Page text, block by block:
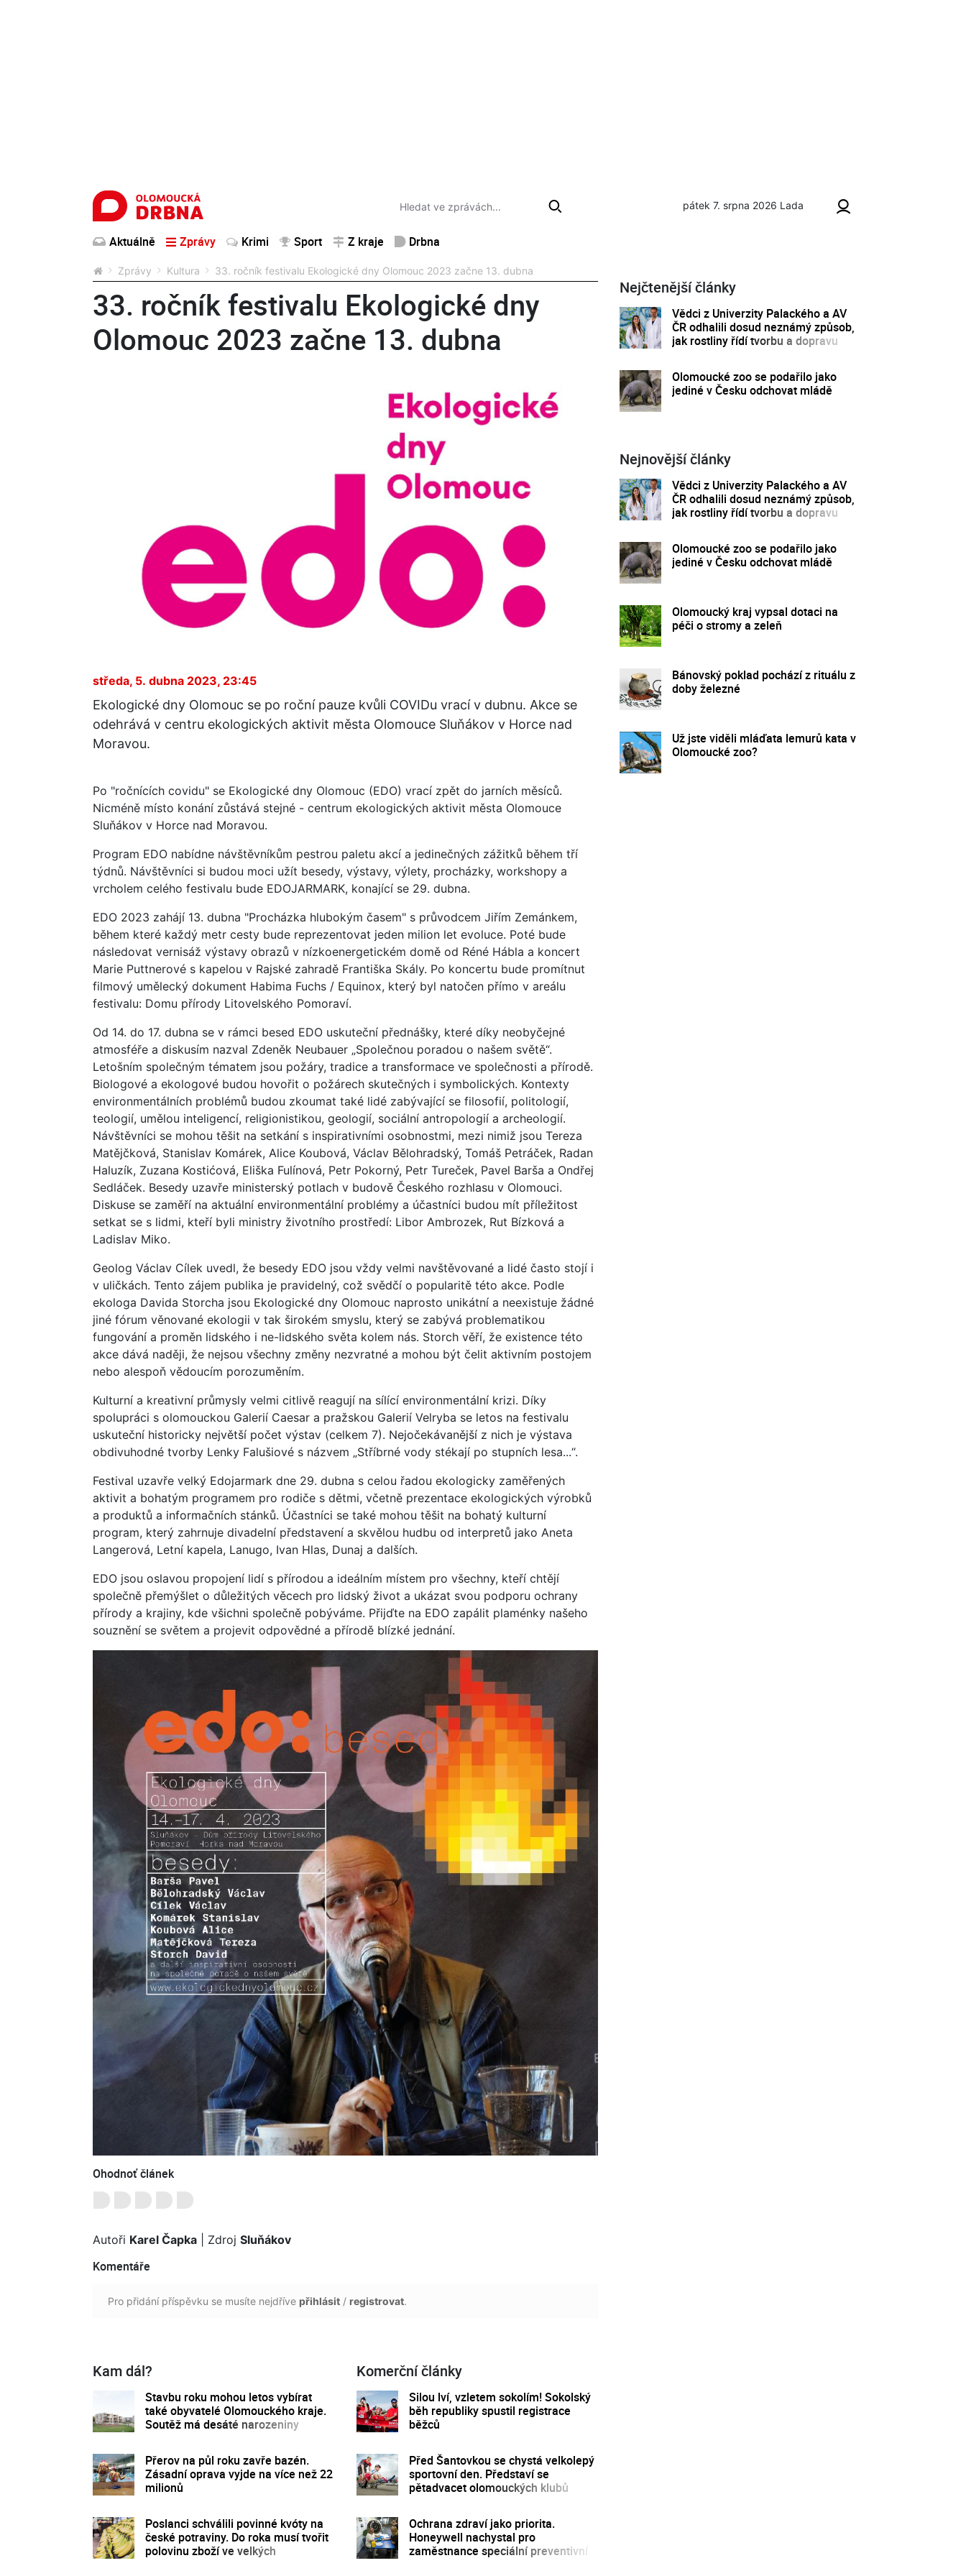
pátek 7. srpna 2026 Lada
Aktuálně Zprávy Krimi Sport Z kraje Drbna
Zprávy Kultura 33. ročník festivalu Ekologické dny Olomouc 2023 začne 13. dubna
33. ročník festivalu Ekologické dny
Olomouc 2023 začne 13. dubna
středa, 5. dubna 2023, 23:45
Ekologické dny Olomouc se po roční pauze kvůli COVIDu vrací v dubnu. Akce se
odehrává v centru ekologických aktivit města Olomouce Sluňákov v Horce nad
Moravou.
Po "ročnících covidu" se Ekologické dny Olomouc (EDO) vrací zpět do jarních měsíců.
Nicméně místo konání zůstává stejné - centrum ekologických aktivit města Olomouce
Sluňákov v Horce nad Moravou.
Program EDO nabídne návštěvníkům pestrou paletu akcí a jedinečných zážitků během tří
týdnů. Návštěvníci si budou moci užít besedy, výstavy, výlety, procházky, workshopy a
vrcholem celého festivalu bude EDOJARMARK, konající se 29. dubna.
EDO 2023 zahájí 13. dubna "Procházka hlubokým časem" s průvodcem Jiřím Zemánkem,
během které každý metr cesty bude reprezentovat jeden milion let evoluce. Poté bude
následovat vernisáž výstavy obrazů v nízkoenergetickém domě od Réné Hábla a koncert
Marie Puttnerové s kapelou v Rajské zahradě Františka Skály. Po koncertu bude promítnut
filmový umělecký dokument Habima Fuchs / Equinox, který byl natočen přímo v areálu
festivalu: Domu přírody Litovelského Pomoraví.
Od 14. do 17. dubna se v rámci besed EDO uskuteční přednášky, které díky neobyčejné
atmosféře a diskusím nazval Zdeněk Neubauer „Společnou poradou o našem světě“.
Letošním společným tématem jsou požáry, tradice a transformace ve společnosti a přírodě.
Biologové a ekologové budou hovořit o požárech skutečných i symbolických. Kontexty
environmentálních problémů budou zkoumat také lidé zabývající se filosofií, politologií,
teologií, umělou inteligencí, religionistikou, geologií, sociální antropologií a archeologií.
Návštěvníci se mohou těšit na setkání s inspirativními osobnostmi, mezi nimiž jsou Tereza
Matějčková, Stanislav Komárek, Alice Koubová, Václav Bělohradský, Tomáš Petráček, Radan
Haluzík, Zuzana Kostićová, Eliška Fulínová, Petr Pokorný, Petr Tureček, Pavel Barša a Ondřej
Sedláček. Besedy uzavře ministerský potlach v budově Českého rozhlasu v Olomouci.
Diskuse se zaměří na aktuální environmentální problémy a účastníci budou mít příležitost
setkat se s lidmi, kteří byli ministry životního prostředí: Libor Ambrozek, Rut Bízková a
Ladislav Miko.
Geolog Václav Cílek uvedl, že besedy EDO jsou vždy velmi navštěvované a lidé často stojí i
v uličkách. Tento zájem publika je pravidelný, což svědčí o popularitě této akce. Podle
ekologa Davida Storcha jsou Ekologické dny Olomouc naprosto unikátní a neexistuje žádné
jiné fórum věnované ekologii v tak širokém smyslu, který se zabývá problematikou
fungování a proměn lidského i ne-lidského světa kolem nás. Storch věří, že existence této
akce dává naději, že nejsou všechny změny nezvratné a mohou být čelit aktivním postojem
nebo alespoň vědoucím porozuměním.
Kulturní a kreativní průmysly velmi citlivě reagují na sílící environmentální krizi. Díky
spolupráci s olomouckou Galerií Caesar a pražskou Galerií Velryba se letos na festivalu
uskuteční historicky největší počet výstav (celkem 7). Nejočekávanější z nich je výstava
obdivuhodné tvorby Lenky Falušiové s názvem „Stříbrné vody stékají po stupních lesa...“.
Festival uzavře velký Edojarmark dne 29. dubna s celou řadou ekologicky zaměřených
aktivit a bohatým programem pro rodiče s dětmi, včetně prezentace ekologických výrobků
a produktů a informačních stánků. Účastníci se také mohou těšit na bohatý kulturní
program, který zahrnuje divadelní představení a skvělou hudbu od interpretů jako Aneta
Langerová, Letní kapela, Lanugo, Ivan Hlas, Dunaj a dalších.
EDO jsou oslavou propojení lidí s přírodou a ideálním místem pro všechny, kteří chtějí
společně přemýšlet o důležitých věcech pro lidský život a ukázat svou podporu ochrany
přírody a krajiny, kde všichni společně pobýváme. Přijďte na EDO zapálit plaménky našeho
souznění se světem a projevit odpovědné a přírodě blízké jednání.
Ohodnoť článek
Autoři Karel Čapka | Zdroj Sluňákov
Komentáře
Pro přidání příspěvku se musíte nejdříve přihlásit / registrovat.
Kam dál?
Stavbu roku mohou letos vybírat
také obyvatelé Olomouckého kraje.
Soutěž má desáté narozeniny
Přerov na půl roku zavře bazén.
Zásadní oprava vyjde na více než 22
milionů
Poslanci schválili povinné kvóty na
české potraviny. Do roka musí tvořit
polovinu zboží ve velkých
Komerční články
Silou lví, vzletem sokolím! Sokolský
běh republiky spustil registrace
běžců
Před Šantovkou se chystá velkolepý
sportovní den. Představí se
pětadvacet olomouckých klubů
Ochrana zdraví jako priorita.
Honeywell nachystal pro
zaměstnance speciální preventivní
Nejčtenější články
Vědci z Univerzity Palackého a AV
ČR odhalili dosud neznámý způsob,
jak rostliny řídí tvorbu a dopravu
Olomoucké zoo se podařilo jako
jediné v Česku odchovat mládě
Nejnovější články
Vědci z Univerzity Palackého a AV
ČR odhalili dosud neznámý způsob,
jak rostliny řídí tvorbu a dopravu
Olomoucké zoo se podařilo jako
jediné v Česku odchovat mládě
Olomoucký kraj vypsal dotaci na
péči o stromy a zeleň
Bánovský poklad pochází z rituálu z
doby železné
Už jste viděli mláďata lemurů kata v
Olomoucké zoo?